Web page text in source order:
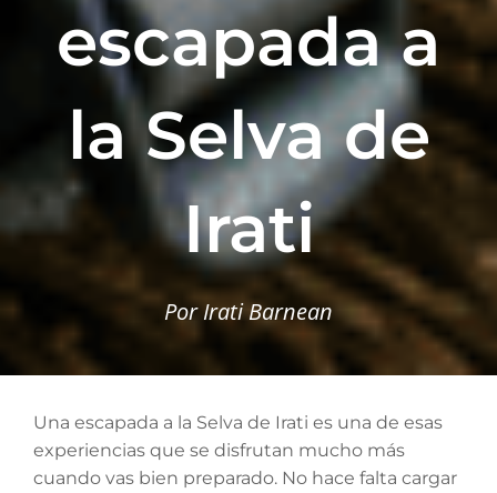
escapada a
la Selva de
Irati
Por Irati Barnean
Una escapada a la Selva de Irati es una de esas
experiencias que se disfrutan mucho más
cuando vas bien preparado. No hace falta cargar